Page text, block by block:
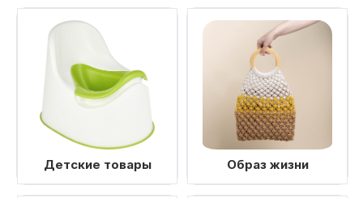
НОВИНКИ КРАСНАЯ ЦЕНА
ГУД ЛАКК
ТОВАРЫ В ПУТИ / ПОД ЗАКАЗ
СКИДКИ
Детские товары Образ жизни